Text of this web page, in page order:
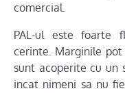
comercial.
PAL-ul este foarte
cerinte. Marginile
sunt acoperite cu un
incat nimeni sa nu